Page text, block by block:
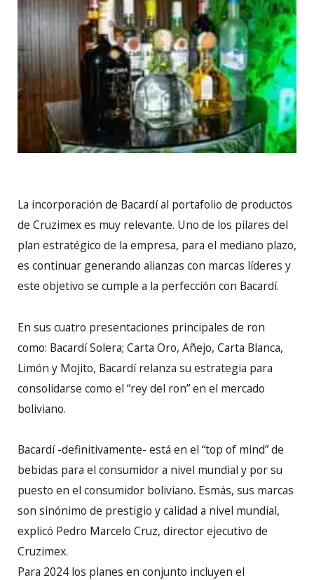
La incorporación de Bacardí al portafolio de productos
de Cruzimex es muy relevante. Uno de los pilares del
plan estratégico de la empresa, para el mediano plazo,
es continuar generando alianzas con marcas líderes y
este objetivo se cumple a la perfección con Bacardí.
En sus cuatro presentaciones principales de ron
como: Bacardí Solera; Carta Oro, Añejo, Carta Blanca,
Limón y Mojito, Bacardí relanza su estrategia para
consolidarse como el “rey del ron” en el mercado
boliviano.
Bacardí -definitivamente- está en el “top of mind” de
bebidas para el consumidor a nivel mundial y por su
puesto en el consumidor boliviano. Esmás, sus marcas
son sinónimo de prestigio y calidad a nivel mundial,
explicó Pedro Marcelo Cruz, director ejecutivo de
Cruzimex.
Para 2024 los planes en conjunto incluyen el